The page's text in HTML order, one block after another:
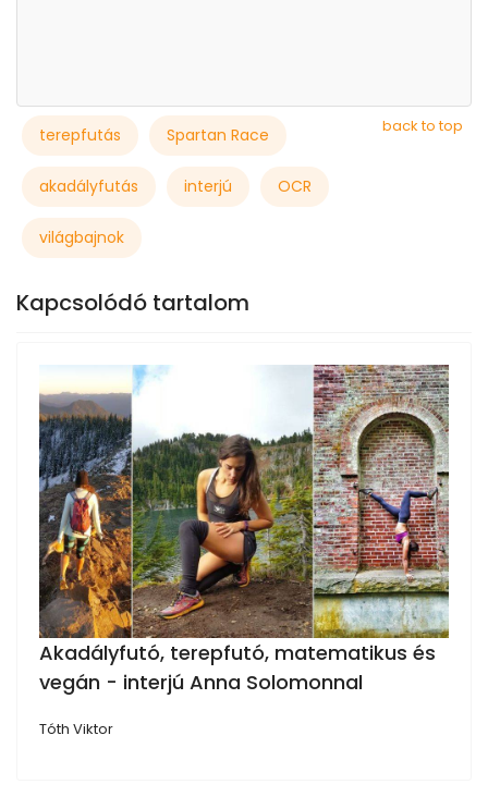
back to top
terepfutás Spartan Race
akadályfutás interjú OCR
világbajnok
Kapcsolódó tartalom
Akadályfutó, terepfutó, matematikus és
vegán - interjú Anna Solomonnal
Tóth Viktor